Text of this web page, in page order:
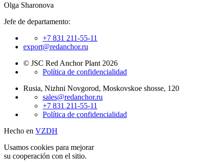
Olga Sharonova
Jefe de departamento:
+7 831 211-55-11
export@redanchor.ru
© JSC Red Anchor Plant 2026
Política de confidencialidad
Rusia, Nizhni Novgorod, Moskovskoe shosse, 120
sales@redanchor.ru
+7 831 211-55-11
Política de confidencialidad
Hecho en VZDH
Usamos cookies para mejorar
su cooperación con el sitio.